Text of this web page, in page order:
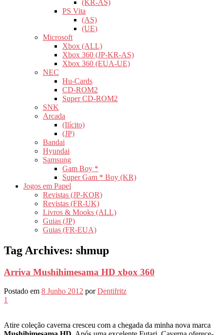
(KR-AS)
PS Vita
(AS)
(UE)
Microsoft
Xbox (ALL)
Xbox 360 (JP-KR-AS)
Xbox 360 (EUA-UE)
NEC
Hu-Cards
CD-ROM2
Super CD-ROM2
SNK
Arcada
(Ilícito)
(JP)
Bandai
Hyundai
Samsung
Gam Boy *
Super Gam * Boy (KR)
Jogos em Papel
Revistas (JP-KOR)
Revistas (FR-UK)
Livros & Mooks (ALL)
Guias (JP)
Guias (FR-EUA)
Tag Archives: shmup
Arriva Mushihimesama HD xbox 360
Postado em 8 Junho 2012 porDentifritz
1
Atire coleção caverna cresceu com a chegada da minha nova marca